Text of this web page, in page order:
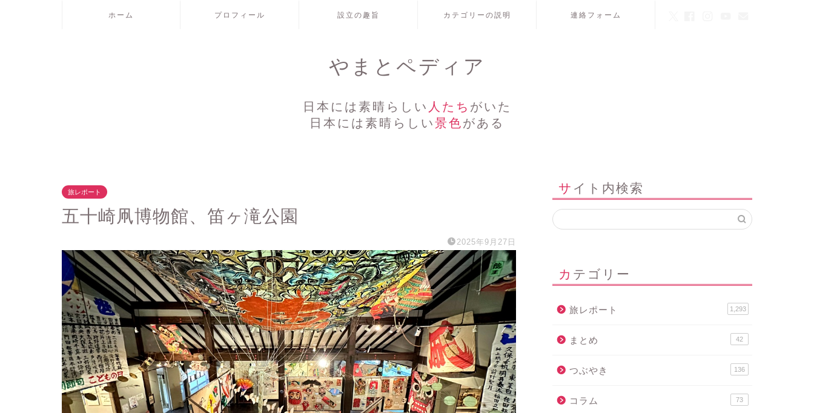
ホーム プロフィール 設立の趣旨 カテゴリーの説明 連絡フォーム
やまとペディア
日本には素晴らしい 人たち がいた
日本には素晴らしい景色がある
旅レポート
五十崎凧博物館、笛ヶ滝公園
2025年9月27日
サイト内検索
カテゴリー
旅レポート 1,293
まとめ 42
つぶやき 136
コラム 73